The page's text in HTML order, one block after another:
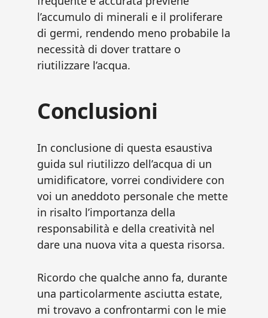
l’accumulo di minerali e il proliferare
di germi, rendendo meno probabile la
necessità di dover trattare o
riutilizzare l’acqua.
Conclusioni
In conclusione di questa esaustiva
guida sul riutilizzo dell’acqua di un
umidificatore, vorrei condividere con
voi un aneddoto personale che mette
in risalto l’importanza della
responsabilità e della creatività nel
dare una nuova vita a questa risorsa.
Ricordo che qualche anno fa, durante
una particolarmente asciutta estate,
mi trovavo a confrontarmi con le mie